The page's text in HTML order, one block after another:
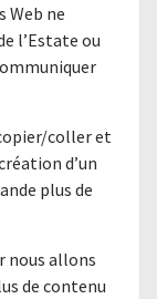
Web ne
l’Estate ou
coller et
d’un
plus de
nous allons
de contenu